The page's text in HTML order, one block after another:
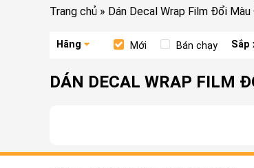
Trang chủ » Dán Decal Wrap Film Đổi
Hãng Mới Bán chạy Sắp
DÁN DECAL WRAP FILM